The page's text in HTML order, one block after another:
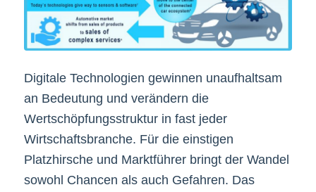
Digitale Technologien gewinnen unaufhaltsam
an Bedeutung und verändern die
Wertschöpfungsstruktur in fast jeder
Wirtschaftsbranche. Für die einstigen
Platzhirsche und Marktführer bringt der Wandel
sowohl Chancen als auch Gefahren. Das